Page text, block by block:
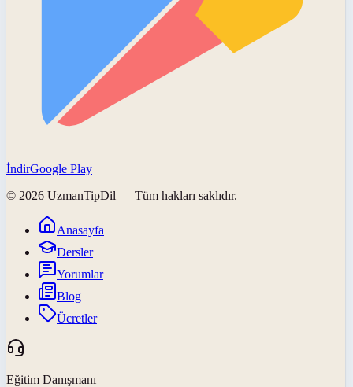
İndirGoogle Play
© 2026 UzmanTipDil — Tüm hakları saklıdır.
Anasayfa
Dersler
Yorumlar
Blog
Ücretler
Eğitim Danışmanı